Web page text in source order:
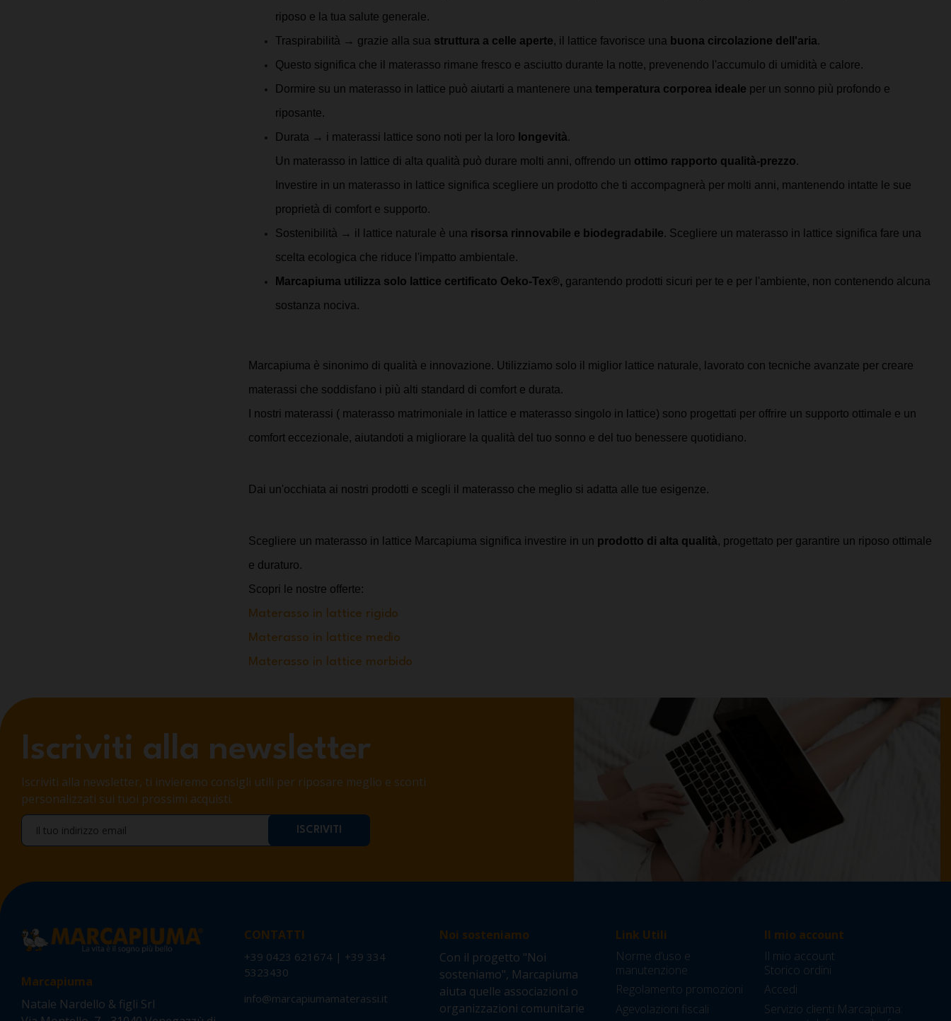
riposo e la tua salute generale.
Traspirabilità → grazie alla sua struttura a celle aperte, il lattice favorisce una buona circolazione dell'aria.
Questo significa che il materasso rimane fresco e asciutto durante la notte, prevenendo l'accumulo di umidità e calore.
Dormire su un materasso in lattice può aiutarti a mantenere una temperatura corporea ideale per un sonno più profondo e
riposante.
Durata → i materassi lattice sono noti per la loro longevità.
Un materasso in lattice di alta qualità può durare molti anni, offrendo un ottimo rapporto qualità-prezzo.
Investire in un materasso in lattice significa scegliere un prodotto che ti accompagnerà per molti anni, mantenendo intatte le sue
proprietà di comfort e supporto.
Sostenibilità → il lattice naturale è una risorsa rinnovabile e biodegradabile. Scegliere un materasso in lattice significa fare una
scelta ecologica che riduce l'impatto ambientale.
Marcapiuma utilizza solo lattice certificato Oeko-Tex®, garantendo prodotti sicuri per te e per l'ambiente, non contenendo alcuna
sostanza nociva.
Marcapiuma è sinonimo di qualità e innovazione. Utilizziamo solo il miglior lattice naturale, lavorato con tecniche avanzate per creare
materassi che soddisfano i più alti standard di comfort e durata.
I nostri materassi ( materasso matrimoniale in lattice e materasso singolo in lattice) sono progettati per offrire un supporto ottimale e un
comfort eccezionale, aiutandoti a migliorare la qualità del tuo sonno e del tuo benessere quotidiano.
Dai un'occhiata ai nostri prodotti e scegli il materasso che meglio si adatta alle tue esigenze.
Scegliere un materasso in lattice Marcapiuma significa investire in un prodotto di alta qualità, progettato per garantire un riposo ottimale
e duraturo.
Scopri le nostre offerte:
Materasso in lattice rigido
Materasso in lattice medio
Materasso in lattice morbido
Iscriviti alla newsletter
Iscriviti alla newsletter, ti invieremo consigli utili per riposare meglio e sconti
personalizzati sui tuoi prossimi acquisti.
Marcapiuma
Natale Nardello & figli Srl
CONTATTI
+39 0423 621674 | +39 334
5323430
info@marcapiumamaterassi.it
Noi sosteniamo
Con il progetto "Noi
sosteniamo", Marcapiuma
aiuta quelle associazioni o
organizzazioni comunitarie
Link Utili
Norme d’uso e
manutenzione
Regolamento promozioni
Agevolazioni fiscali
Il mio account
Il mio account
Storico ordini
Accedi
Servizio clienti Marcapiuma: